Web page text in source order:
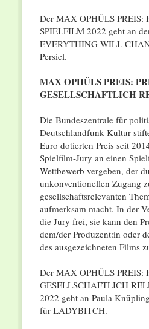
Der MAX OPHÜLS PREIS:
SPIELFILM 2022 geht an
EVERYTHING WILL
Persiel.
MAX OPHÜLS PREIS:
GESELLSCHAFTLICH
Die Bundeszentrale für
Deutschlandfunk Kultur
Euro dotierten Preis seit
Spielfilm-Jury an einen
Wettbewerb vergeben, der
unkonventionellen Zugang
gesellschaftsrelevanten
aufmerksam macht. In der
die Jury frei, sie kann den
dem/der Produzent:in oder
des ausgezeichneten Films
Der MAX OPHÜLS PREIS:
GESELLSCHAFTLICH
2022 geht an Paula
für LADYBITCH.